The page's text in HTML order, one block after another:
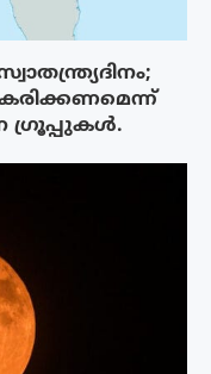
ഗ്രൂപ്പുകൾ.